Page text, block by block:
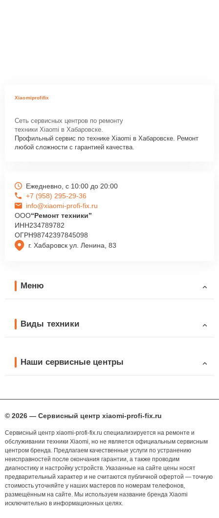
Xiaomiprofifix
Сеть сервисных центров по ремонту
техники Xiaomi в Хабаровске.
Профильный сервис по технике Xiaomi в Хабаровске. Ремонт
любой сложности с гарантией качества.
г. Хабаровск ул. Ленина, 83
Ежедневно, с 10:00 до 20:00
+7 (958) 295-29-36
info@xiaomi-profi-fix.ru
ООО“Ремонт техники”
ИНН234789782
ОГРН98742397845098
Меню
Виды техники
Наши сервисные центры
© 2026 — Сервисный центр xiaomi-profi-fix.ru
Сервисный центр xiaomi-profi-fix.ru специализируется на ремонте и
обслуживании техники Xiaomi, но не является официальным сервисным
центром бренда. Предлагаем качественные услуги по устранению
неисправностей после окончания гарантии, а также проводим
диагностику и настройку устройств. Указанные на сайте цены носят
предварительный характер и не считаются публичной офертой — точную
стоимость уточняйте у наших мастеров по номерам телефонов,
размещённым на сайте. Мы используем название бренда Xiaomi
исключительно в информационных целях.